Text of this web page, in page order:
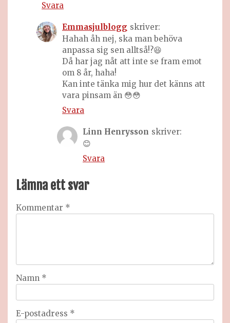
Svara
Emmasjulblogg skriver:
Hahah åh nej, ska man behöva
anpassa sig sen alltså!?😆
Då har jag nåt att inte se fram emot
om 8 år, haha!
Kan inte tänka mig hur det känns att
vara pinsam än 😳😳
Svara
Linn Henrysson skriver:
😊
Svara
Lämna ett svar
Kommentar *
Namn *
E-postadress *